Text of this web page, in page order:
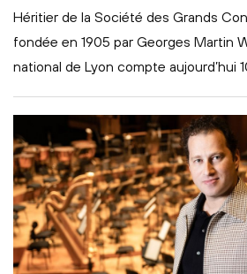
Héritier de la Société des Grands
fondée en 1905 par Georges Martin
national de Lyon compte aujourd’hui